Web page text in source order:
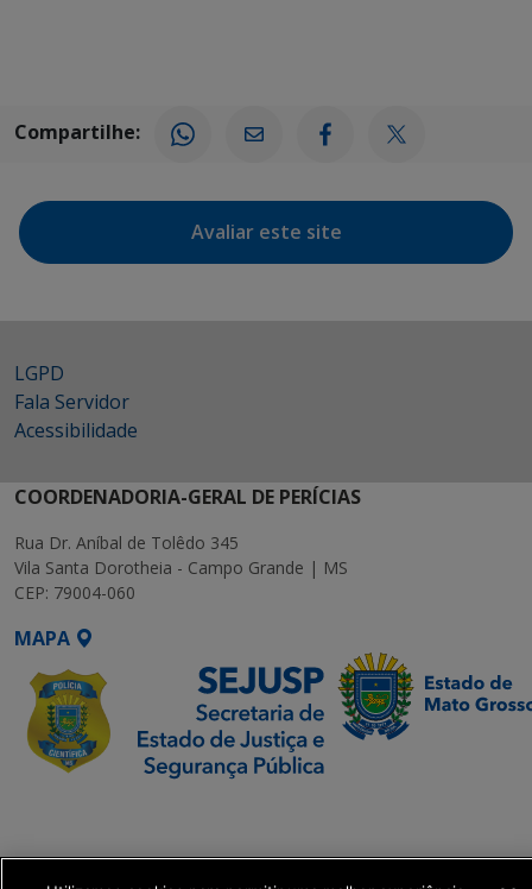
Compartilhe:
Avaliar este site
LGPD
Fala Servidor
Acessibilidade
COORDENADORIA-GERAL DE PERÍCIAS
Rua Dr. Aníbal de Tolêdo 345
Vila Santa Dorotheia - Campo Grande | MS
CEP: 79004-060
MAPA
Transformação Digital